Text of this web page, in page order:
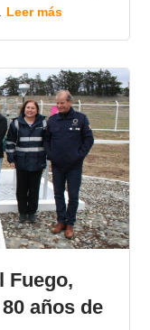
Leer más
Fuego,
años de